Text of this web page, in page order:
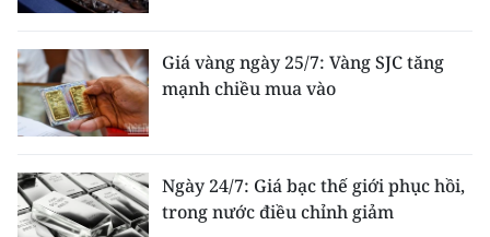
Giá vàng ngày 25/7: Vàng SJC tăng
mạnh chiều mua vào
Ngày 24/7: Giá bạc thế giới phục hồi,
trong nước điều chỉnh giảm